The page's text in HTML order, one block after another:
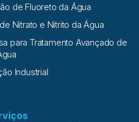
de Fluoreto da Água
Nitrato e Nitrito da Água
para Tratamento Avançado de
Industrial